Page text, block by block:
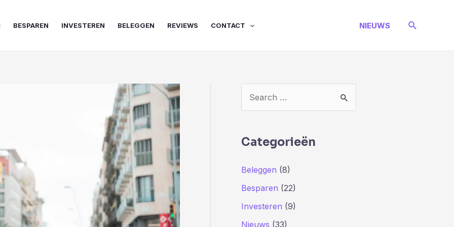
BESPAREN INVESTEREN BELEGGEN REVIEWS CONTACT NIEUWS Zoeken
k
a
a
r
:
Categorieën
Beleggen (8)
Besparen (22)
Investeren (9)
Nieuws (33)